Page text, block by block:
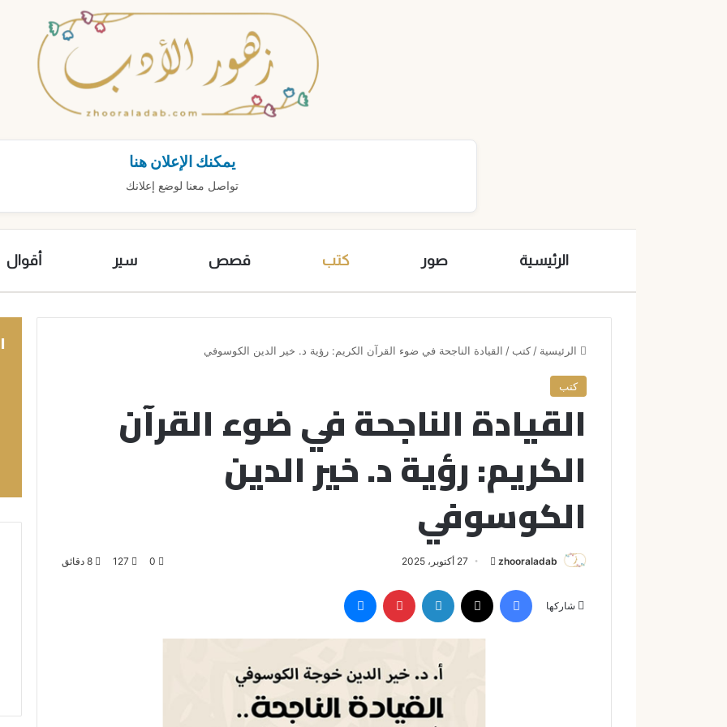
يمكنك الإعلان هنا
تواصل معنا لوضع إعلانك
الرئيسية صور كتب قصص سير أقوال
الرئيسية / كتب / القيادة الناجحة في ضوء القرآن الكريم: رؤية د. خير الدين الكوسوفي
كتب
القيادة الناجحة في ضوء القرآن
الكريم: رؤية د. خير الدين
الكوسوفي
zhooraladab
س
ل
27 أكتوبر، 2025 0
127
شاركها